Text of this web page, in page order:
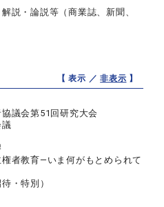
説・論説等（商業誌、新聞、
【 表示 ／非表示 】
議会第51回研究大会
議
者教育―いま何がもとめられて
・特別）